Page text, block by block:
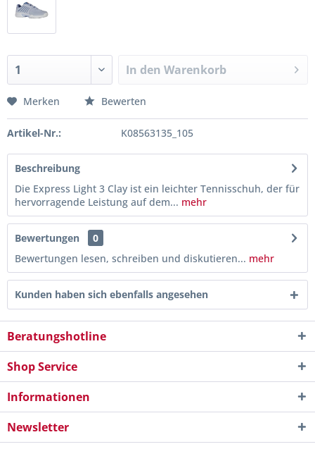
In den Warenkorb
Merken Bewerten
Artikel-Nr.: K08563135_105
Beschreibung
Die Express Light 3 Clay ist ein leichter Tennisschuh, der für
hervorragende Leistung auf dem... mehr
Bewertungen
0
Bewertungen lesen, schreiben und diskutieren... mehr
Kunden haben sich ebenfalls angesehen
Beratungshotline
Shop Service
Informationen
Newsletter